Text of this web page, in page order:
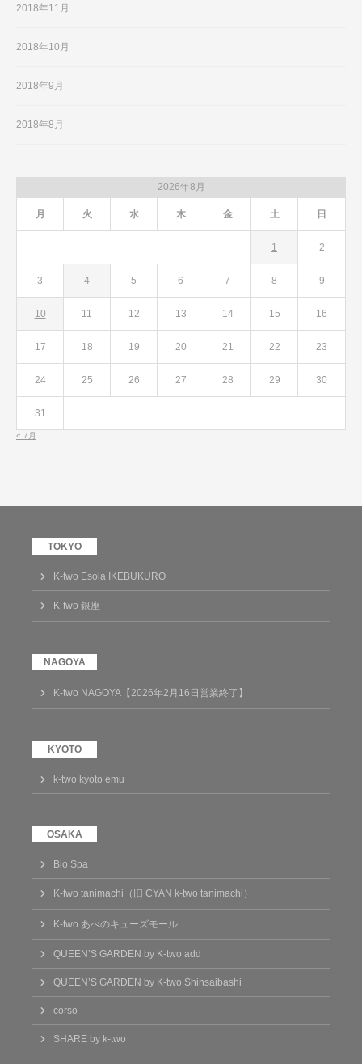
2018年11月
2018年10月
2018年9月
2018年8月
2026年8月
月 火 水 木 金 土 日
1 2
3 4 5 6 7 8 9
10 11 12 13 14 15 16
17 18 19 20 21 22 23
24 25 26 27 28 29 30
31
« 7月
K-two Esola IKEBUKURO
K-two 銀座
K-two NAGOYA【2026年2月16日営業終了】
k-two kyoto emu
Bio Spa
K-two tanimachi（旧 CYAN k-two tanimachi）
K-two あべのキューズモール
QUEEN’S GARDEN by K-two add
QUEEN’S GARDEN by K-two Shinsaibashi
corso
SHARE by k-two